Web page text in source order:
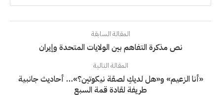
المقالة السابقة
نص مذكرة التفاهم بين الولايات المتحدة وإيران
المقالة التالية
«أنا الزعيم» و«هل لديكِ لصقة نيكوتين؟»… أحاديث جانبية
طريفة لقادة قمة السبع